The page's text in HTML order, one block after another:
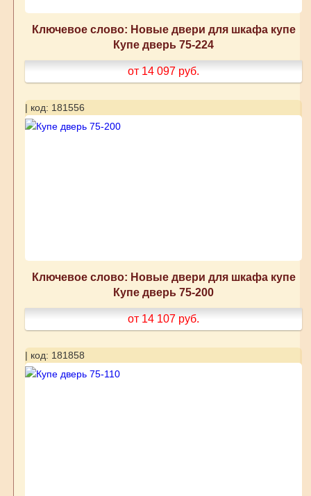
Ключевое слово: Новые двери для шкафа купе
Купе дверь 75-224
от 14 097 руб.
| код: 181556
Ключевое слово: Новые двери для шкафа купе
Купе дверь 75-200
от 14 107 руб.
| код: 181858